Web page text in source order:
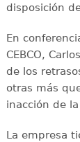
disposición
En
CEBCO,
de los
otras más
inacción de
La empresa